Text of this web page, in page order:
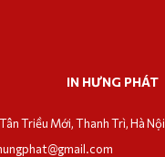
IN HƯNG PHÁT
Triều Mới, Thanh Trì, Hà Nội